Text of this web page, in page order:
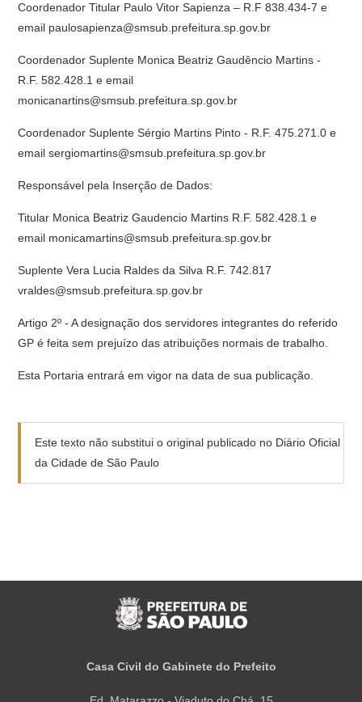
Coordenador Titular Paulo Vitor Sapienza – R.F 838.434-7 e
email paulosapienza@smsub.prefeitura.sp.gov.br
Coordenador Suplente Monica Beatriz Gaudêncio Martins -
R.F. 582.428.1 e email
monicanartins@smsub.prefeitura.sp.gov.br
Coordenador Suplente Sérgio Martins Pinto - R.F. 475.271.0 e
email sergiomartins@smsub.prefeitura.sp.gov.br
Responsável pela Inserção de Dados:
Titular Monica Beatriz Gaudencio Martins R.F. 582.428.1 e
email monicamartins@smsub.prefeitura.sp.gov.br
Suplente Vera Lucia Raldes da Silva R.F. 742.817
vraldes@smsub.prefeitura.sp.gov.br
Artigo 2º - A designação dos servidores integrantes do referido
GP é feita sem prejuízo das atribuições normais de trabalho.
Esta Portaria entrará em vigor na data de sua publicação.
Este texto não substitui o original publicado no Diário Oficial
da Cidade de São Paulo
Casa Civil do Gabinete do Prefeito